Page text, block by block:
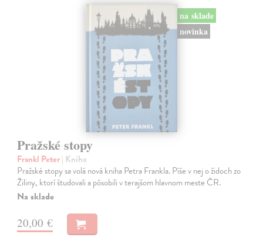
na sklade
novinka
Pražské stopy
Frankl Peter| Kniha
Pražské stopy sa volá nová kniha Petra Frankla. Píše v nej o židoch zo
Žiliny, ktorí študovali a pôsobili v terajšom hlavnom meste ČR.
Na sklade
20,00 €